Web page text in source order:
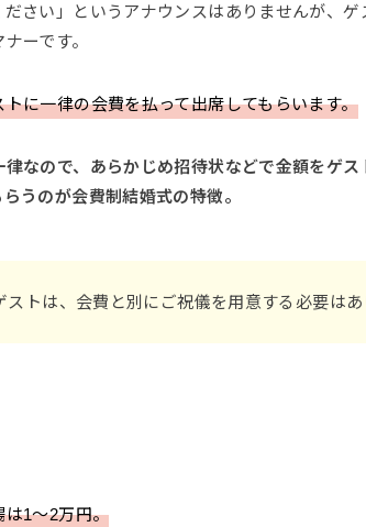
さい」というアナウンスはありませんが、
ーです。
に一律の会費を払って出席してもらいます。
なので、あらかじめ招待状などで金額をゲ
うのが会費制結婚式の特徴。
ストは、会費と別にご祝儀を用意する必要はあ
は1〜2万円。